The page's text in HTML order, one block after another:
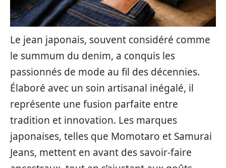
Le jean japonais, souvent considéré comme
le summum du denim, a conquis les
passionnés de mode au fil des décennies.
Élaboré avec un soin artisanal inégalé, il
représente une fusion parfaite entre
tradition et innovation. Les marques
japonaises, telles que Momotaro et Samurai
Jeans, mettent en avant des savoir-faire